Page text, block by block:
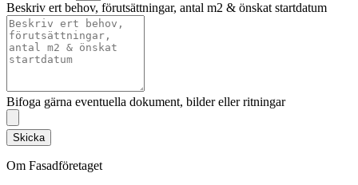
Beskriv ert behov, förutsättningar, antal m2 & önskat startdatum
Bifoga gärna eventuella dokument, bilder eller ritningar
Skicka
Om Fasadföretaget